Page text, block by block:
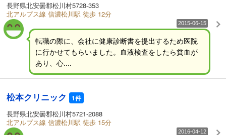
長野県北安曇郡松川村5728-353
北アルプス線 信濃松川駅 徒歩 12分
2015-06-15
転職の際に、会社に健康診断書を提出するため医院
に行かせてもらいました。血液検査をしたら貧血が
あり、心....
松本クリニック 1件
長野県北安曇郡松川村5721-2088
北アルプス線 信濃松川駅 徒歩 15分
2016-04-12